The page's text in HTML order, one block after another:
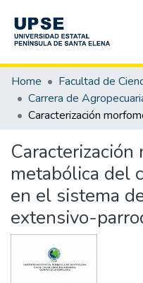
Communities & Collections
All of DSpace
Statistics
Home
Carrera de
metabólica del
en el sistema
extensivo-